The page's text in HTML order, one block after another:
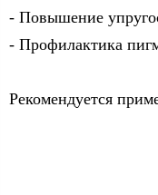
- Повышение
- Профилактика
Рекомендуется